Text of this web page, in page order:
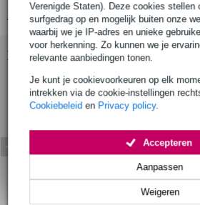
Verenigde Staten). Deze cookies stellen
surfgedrag op en mogelijk buiten onze
waarbij we je IP-adres en unieke
voor herkenning. Zo kunnen we je
relevante aanbiedingen tonen.
Je kunt je cookievoorkeuren op elk
intrekken via de cookie-instellingen
Cookiebeleid en Privacy policy.
Weigeren
Aanpassen
Accepteren
Bekijk alle productspecificaties
Bekijk ook eens (2)